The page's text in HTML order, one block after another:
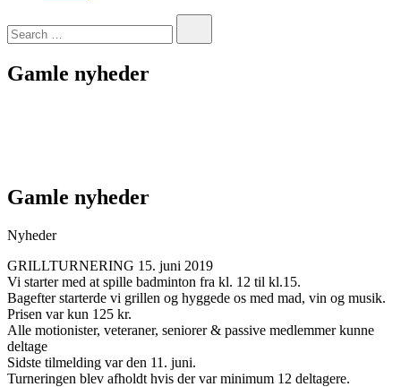
Gamle nyheder
Gamle nyheder
Nyheder
GRILLTURNERING 15. juni 2019
Vi starter med at spille badminton fra kl. 12 til kl.15.
Bagefter starterde vi grillen og hyggede os med mad, vin og musik.
Prisen var kun 125 kr.
Alle motionister, veteraner, seniorer & passive medlemmer kunne
deltage
Sidste tilmelding var den 11. juni.
Turneringen blev afholdt hvis der var minimum 12 deltagere.